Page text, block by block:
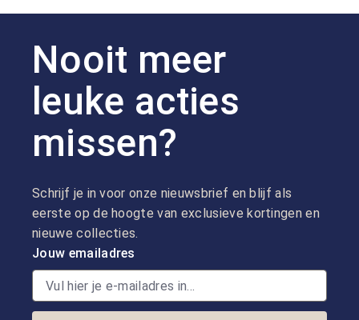
Nooit meer
leuke acties
missen?
Schrijf je in voor onze nieuwsbrief en blijf als
eerste op de hoogte van exclusieve kortingen en
nieuwe collecties.
Jouw emailadres